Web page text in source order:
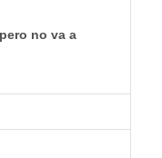
no va a